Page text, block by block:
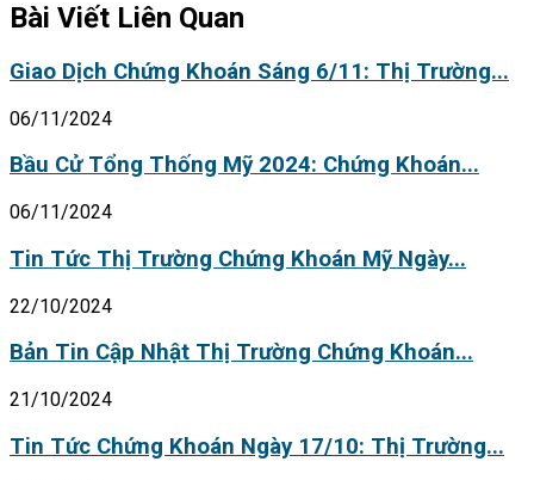
Bài Viết Liên Quan
Giao Dịch Chứng Khoán Sáng 6/11: Thị Trường...
06/11/2024
Bầu Cử Tổng Thống Mỹ 2024: Chứng Khoán...
06/11/2024
Tin Tức Thị Trường Chứng Khoán Mỹ Ngày...
22/10/2024
Bản Tin Cập Nhật Thị Trường Chứng Khoán...
21/10/2024
Tin Tức Chứng Khoán Ngày 17/10: Thị Trường...